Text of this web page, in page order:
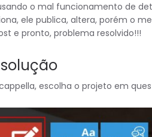
o mal funcionamento de
ele publica, altera, porém o
e pronto, problema resolvido!!!
escolha o projeto em